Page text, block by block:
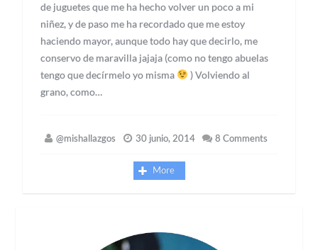
de juguetes que me ha hecho volver un poco a mi
niñez, y de paso me ha recordado que me estoy
haciendo mayor, aunque todo hay que decirlo, me
conservo de maravilla jajaja (como no tengo abuelas
tengo que decírmelo yo misma
) Volviendo al
grano, como…
@mishallazgos 30 junio, 2014 8 Comments
More